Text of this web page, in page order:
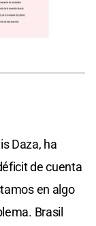
Daza, ha
de cuenta
en algo
Brasil